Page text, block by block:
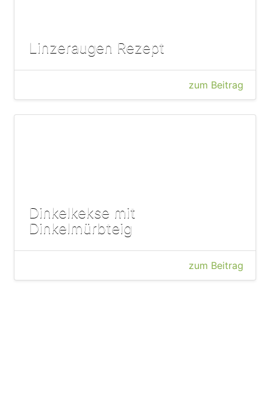
Linzeraugen Rezept
zum Beitrag
Dinkelkekse mit
Dinkelmürbteig
zum Beitrag